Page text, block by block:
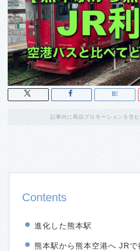
記事内に商品プロモーションを含
Contents
進化した熊本駅
熊本駅から熊本空港へ JRで